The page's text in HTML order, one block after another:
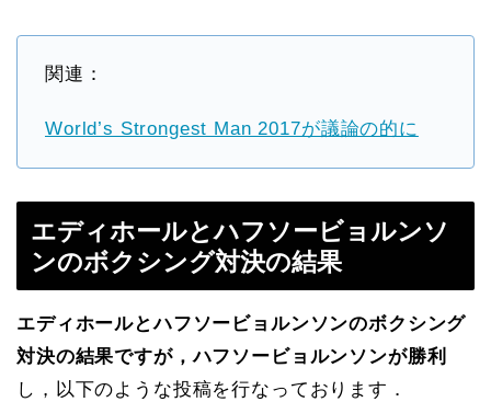
関連：
World’s Strongest Man 2017が議論の的に
エディホールとハフソービョルンソ
ンのボクシング対決の結果
エディホールとハフソービョルンソンのボクシング
対決の結果ですが，ハフソービョルンソンが勝利
し，以下のような投稿を行なっております．